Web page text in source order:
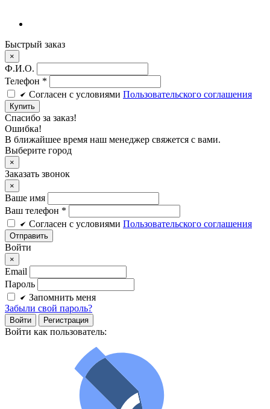
Быстрый заказ
×
Ф.И.О.
Телефон *
Cогласен c условиями Пользовательского соглашения
Купить
Спасибо за заказ!
Ошибка!
В ближайшее время наш менеджер свяжется с вами.
Выберите город
×
Заказать звонок
×
Ваше имя
Ваш телефон *
Cогласен c условиями Пользовательского соглашения
Войти
×
Email
Пароль
Запомнить меня
Забыли свой пароль?
Войти Регистрация
Войти как пользователь: